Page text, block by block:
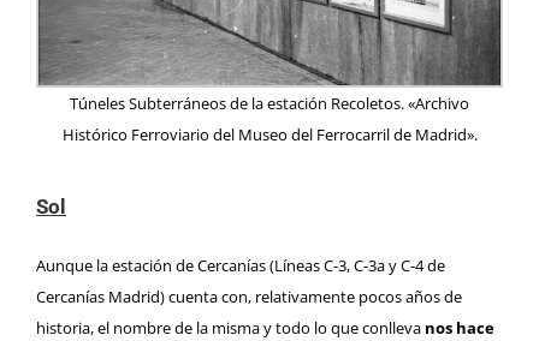
Túneles Subterráneos de la estación Recoletos. «Archivo
Histórico Ferroviario del Museo del Ferrocarril de Madrid».
Sol
Aunque la estación de Cercanías (Líneas C-3, C-3a y C-4 de
Cercanías Madrid) cuenta con, relativamente pocos años de
historia, el nombre de la misma y todo lo que conlleva nos hace